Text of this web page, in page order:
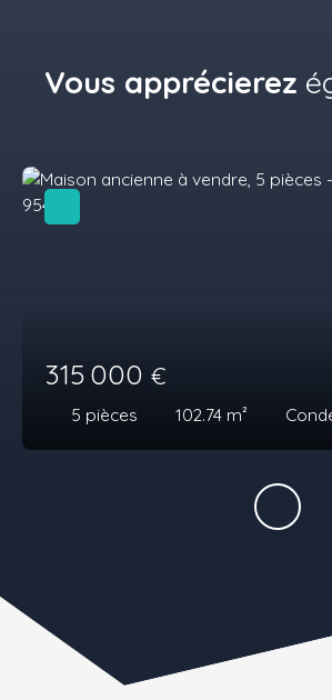
Vous apprécierez
315 000 €
5 pièces 102.74 m²